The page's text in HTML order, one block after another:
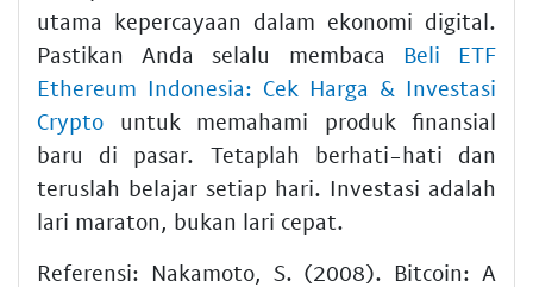
utama kepercayaan dalam ekonomi digital.
Pastikan Anda selalu membaca Beli ETF
Ethereum Indonesia: Cek Harga & Investasi
Crypto untuk memahami produk finansial
baru di pasar. Tetaplah berhati-hati dan
teruslah belajar setiap hari. Investasi adalah
lari maraton, bukan lari cepat.
Referensi: Nakamoto, S. (2008). Bitcoin: A